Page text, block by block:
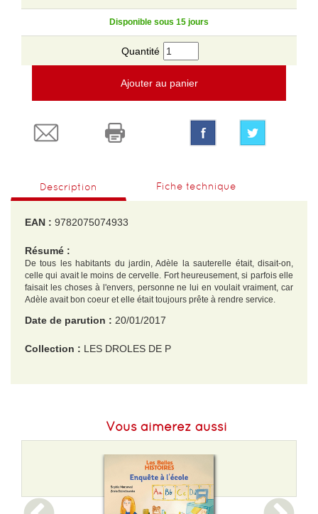
Disponible sous 15 jours
Quantité
Ajouter au panier
Description Fiche technique
EAN : 9782075074933
Résumé :
De tous les habitants du jardin, Adèle la sauterelle était, disait-on,
celle qui avait le moins de cervelle. Fort heureusement, si parfois elle
faisait les choses à l'envers, personne ne lui en voulait vraiment, car
Adèle avait bon coeur et elle était toujours prête à rendre service.
Date de parution : 20/01/2017
Collection : LES DROLES DE P
Vous aimerez aussi